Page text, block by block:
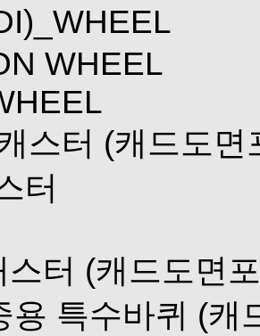
WHEEL
스터 (캐드도면
터
터 (캐드도면
용 특수바퀴 (캐